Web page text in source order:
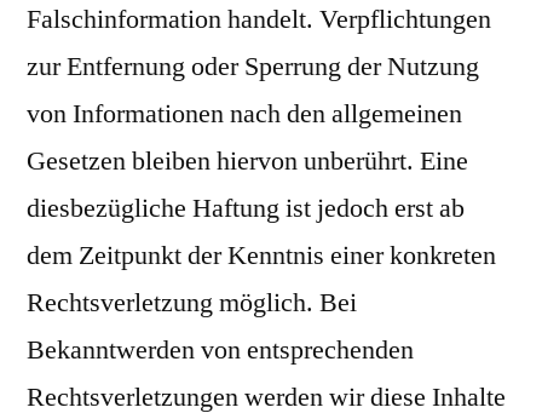
Falschinformation handelt. Verpflichtungen
zur Entfernung oder Sperrung der Nutzung
von Informationen nach den allgemeinen
Gesetzen bleiben hiervon unberührt. Eine
diesbezügliche Haftung ist jedoch erst ab
dem Zeitpunkt der Kenntnis einer konkreten
Rechtsverletzung möglich. Bei
Bekanntwerden von entsprechenden
Rechtsverletzungen werden wir diese Inhalte